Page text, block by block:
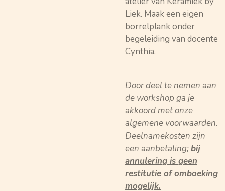
Liek. Maak een eigen
borrelplank onder
begeleiding van docente
Cynthia.
Door deel te nemen aan
de workshop ga je
akkoord met onze
algemene voorwaarden.
Deelnamekosten zijn
een aanbetaling;bij
annulering is geen
restitutie of omboeking
mogelijk.